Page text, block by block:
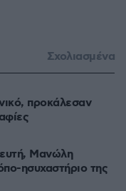
Σχολιασμένα
προκάλεσαν
Μανώλη
ησυχαστήριο της